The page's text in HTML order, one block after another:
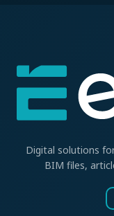
Digital solutions
BIM files,